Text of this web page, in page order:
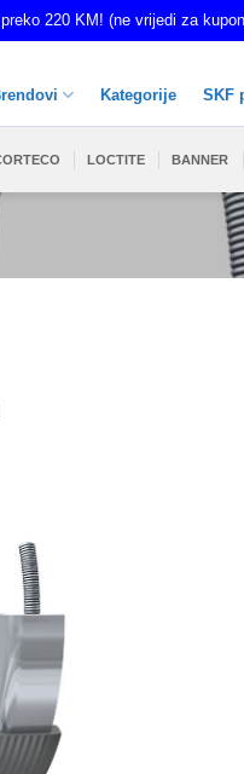
220 KM! (ne vrijedi za
Kategorije SKF
LOCTITE BANNER